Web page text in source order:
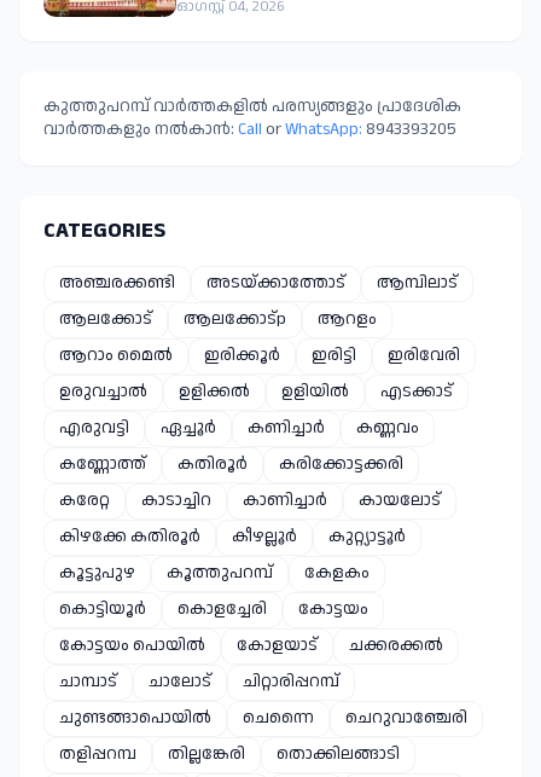
നിയമനടപടിക്കൊരുങ്ങി
ഓഗസ്റ്റ് 04, 2026
കുത്തുപറമ്പ് വാർത്തകളിൽ പരസ്യങ്ങളും പ്രാദേശിക
വാർത്തകളും നൽകാൻ: Call orWhatsApp: 8943393205
CATEGORIES
അഞ്ചരക്കണ്ടി അടയ്ക്കാത്തോട്
ആമ്പിലാട്
ആലക്കോട്
ആലക്കോട്p
ആറളം
ആറാം മൈൽ
ഇരിക്കൂർ ഇരിട്ടി
ഇരിവേരി
ഉരുവച്ചാൽ
ഉളിക്കൽ ഉളിയിൽ
എടക്കാട്
എരുവട്ടി
ഏച്ചൂർ കണിച്ചാർ
കണ്ണവം
കണ്ണോത്ത്
കതിരൂർ
കരിക്കോട്ടക്കരി
കരേറ്റ
കാടാച്ചിറ കാണിച്ചാർ
കായലോട്
കിഴക്കേ കതിരൂർ
കീഴല്ലൂർ
കുറ്റ്യാട്ടൂർ
കൂട്ടുപുഴ
കൂത്തുപറമ്പ്
കേളകം
കൊട്ടിയൂർ
കൊളച്ചേരി
കോട്ടയം
കോട്ടയം പൊയിൽ
കോളയാട്
ചക്കരക്കൽ
ചാമ്പാട്
ചാലോട്
ചിറ്റാരിപ്പറമ്പ്
ചുണ്ടങ്ങാപൊയിൽ
ചെന്നൈ
ചെറുവാഞ്ചേരി
തളിപ്പറമ്പ
തില്ലങ്കേരി
തൊക്കിലങ്ങാടി